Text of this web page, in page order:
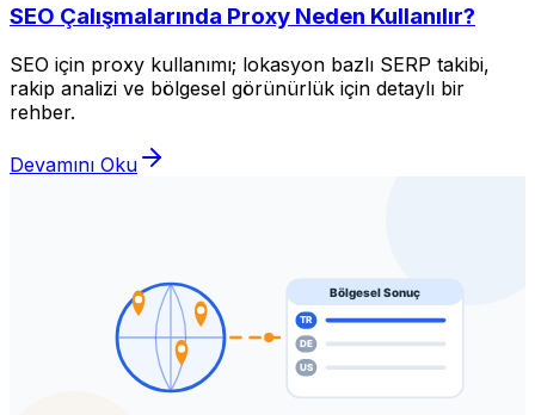
SEO Çalışmalarında Proxy Neden Kullanılır?
SEO için proxy kullanımı; lokasyon bazlı SERP takibi,
rakip analizi ve bölgesel görünürlük için detaylı bir
rehber.
Devamını Oku